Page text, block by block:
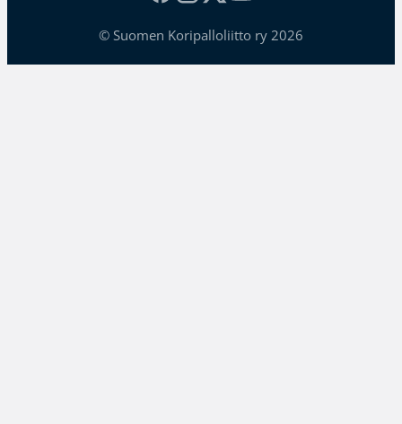
© Suomen Koripalloliitto ry 2026